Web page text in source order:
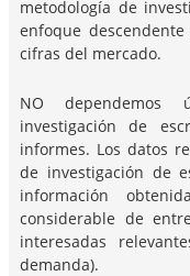
metodología de
enfoque
cifras del mercado.
NO dependemos
investigación de
informes. Los datos
de investigación de
información
considerable de
interesadas
demanda).